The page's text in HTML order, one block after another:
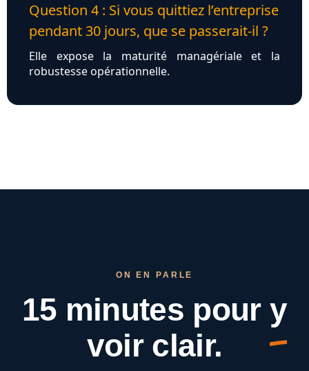
Question 4 : Si vous quittiez l’entreprise
pendant 30 jours, que se passerait-il ?
Elle expose la maturité managériale et la
robustesse opérationnelle.
ON EN PARLE
15 minutes pour y
voir clair.